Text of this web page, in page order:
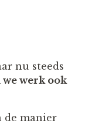
nu steeds
werk ook
de manier